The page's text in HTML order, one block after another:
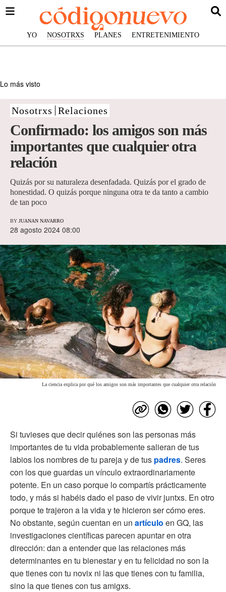
YO NOSOTRXS PLANES ENTRETENIMIENTO
Lo más visto
Nosotrxs Relaciones
Confirmado: los amigos son más
importantes que cualquier otra
relación
Quizás por su naturaleza desenfadada. Quizás por el grado de
honestidad. O quizás porque ninguna otra te da tanto a cambio
de tan poco
BY JUANAN NAVARRO
28 agosto 2024 08:00
La ciencia explica por qué los amigos son más importantes que cualquier otra relación
Si tuvieses que decir quiénes son las personas más
importantes de tu vida probablemente salieran de tus
labios los nombres de tu pareja y de tus padres. Seres
con los que guardas un vínculo extraordinariamente
potente. En un caso porque lo compartís prácticamente
todo, y más si habéis dado el paso de vivir juntxs. En otro
porque te trajeron a la vida y te hicieron ser cómo eres.
No obstante, según cuentan en un artículo en GQ, las
investigaciones científicas parecen apuntar en otra
dirección: dan a entender que las relaciones más
determinantes en tu bienestar y en tu felicidad no son la
que tienes con tu novix ni las que tienes con tu familia,
sino la que tienes con tus amigxs.